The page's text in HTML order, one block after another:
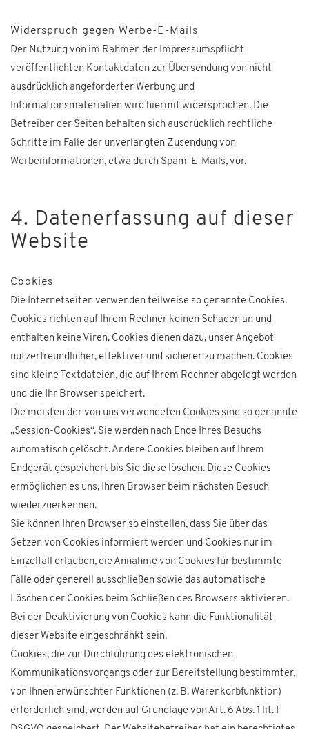
Widerspruch gegen Werbe-E-Mails
Der Nutzung von im Rahmen der Impressumspflicht
veröffentlichten Kontaktdaten zur Übersendung von nicht
ausdrücklich angeforderter Werbung und
Informationsmaterialien wird hiermit widersprochen. Die
Betreiber der Seiten behalten sich ausdrücklich rechtliche
Schritte im Falle der unverlangten Zusendung von
Werbeinformationen, etwa durch Spam-E-Mails, vor.
4. Datenerfassung auf dieser
Website
Cookies
Die Internetseiten verwenden teilweise so genannte Cookies.
Cookies richten auf Ihrem Rechner keinen Schaden an und
enthalten keine Viren. Cookies dienen dazu, unser Angebot
nutzerfreundlicher, effektiver und sicherer zu machen. Cookies
sind kleine Textdateien, die auf Ihrem Rechner abgelegt werden
und die Ihr Browser speichert.
Die meisten der von uns verwendeten Cookies sind so genannte
„Session-Cookies“. Sie werden nach Ende Ihres Besuchs
automatisch gelöscht. Andere Cookies bleiben auf Ihrem
Endgerät gespeichert bis Sie diese löschen. Diese Cookies
ermöglichen es uns, Ihren Browser beim nächsten Besuch
wiederzuerkennen.
Sie können Ihren Browser so einstellen, dass Sie über das
Setzen von Cookies informiert werden und Cookies nur im
Einzelfall erlauben, die Annahme von Cookies für bestimmte
Fälle oder generell ausschließen sowie das automatische
Löschen der Cookies beim Schließen des Browsers aktivieren.
Bei der Deaktivierung von Cookies kann die Funktionalität
dieser Website eingeschränkt sein.
Cookies, die zur Durchführung des elektronischen
Kommunikationsvorgangs oder zur Bereitstellung bestimmter,
von Ihnen erwünschter Funktionen (z. B. Warenkorbfunktion)
erforderlich sind, werden auf Grundlage von Art. 6 Abs. 1 lit. f